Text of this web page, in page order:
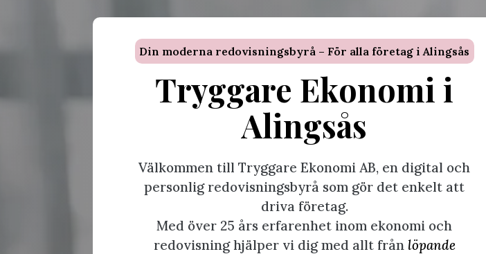
Din moderna redovisningsbyrå – För alla företag i Alingsås
Tryggare Ekonomi i
Alingsås
Välkommen till Tryggare Ekonomi AB, en digital och
personlig redovisningsbyrå som gör det enkelt att
driva företag.
Med över 25 års erfarenhet inom ekonomi och
redovisning hjälper vi dig med allt från löpande